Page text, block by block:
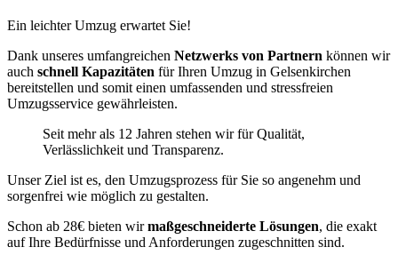
Ein leichter Umzug erwartet Sie!
Dank unseres umfangreichen Netzwerks von Partnern können wir
auch schnell Kapazitäten für Ihren Umzug in Gelsenkirchen
bereitstellen und somit einen umfassenden und stressfreien
Umzugsservice gewährleisten.
Seit mehr als 12 Jahren stehen wir für Qualität,
Verlässlichkeit und Transparenz.
Unser Ziel ist es, den Umzugsprozess für Sie so angenehm und
sorgenfrei wie möglich zu gestalten.
Schon ab 28€ bieten wirmaßgeschneiderte Lösungen, die exakt
auf Ihre Bedürfnisse und Anforderungen zugeschnitten sind.